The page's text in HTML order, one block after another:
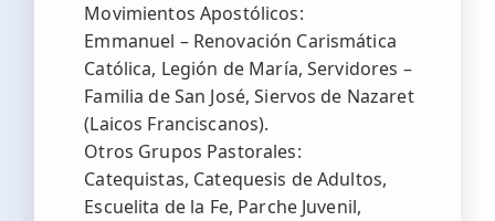
Movimientos Apostólicos:
Emmanuel – Renovación Carismática
Católica, Legión de María, Servidores –
Familia de San José, Siervos de Nazaret
(Laicos Franciscanos).
Otros Grupos Pastorales:
Catequistas, Catequesis de Adultos,
Escuelita de la Fe, Parche Juvenil,